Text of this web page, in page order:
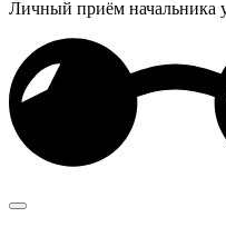
Личный приём начальника